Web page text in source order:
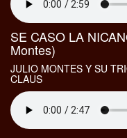
SE CASO LA
Montes)
JULIO MONTES Y SU
CLAUS